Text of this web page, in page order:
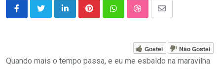
LinkedInPinterestWhatsappStumbleUpon
Share
Email
Gostei Não Gostei
Quando mais o tempo passa, e eu me esbaldo na maravilha